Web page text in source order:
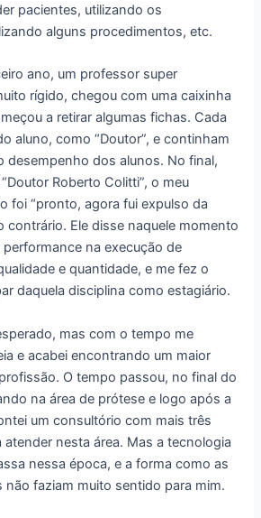
pacientes, utilizando os
alguns procedimentos, etc.
ano, um professor super
rígido, chegou com uma caixinha
a retirar algumas fichas. Cada
aluno, como “Doutor”, e continham
desempenho dos alunos. No final,
Roberto Colitti”, o meu
foi “pronto, agora fui expulso da
contrário. Ele disse naquele momento
na execução de
e quantidade, e me fez o
daquela disciplina como estagiário.
mas com o tempo me
e acabei encontrando um maior
O tempo passou, no final do
na área de prótese e logo após a
um consultório com mais três
atender nesta área. Mas a tecnologia
nessa época, e a forma como as
não faziam muito sentido para mim.